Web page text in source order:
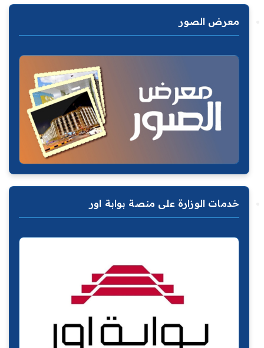
معرض الصور
خدمات الوزارة على منصة بوابة اور